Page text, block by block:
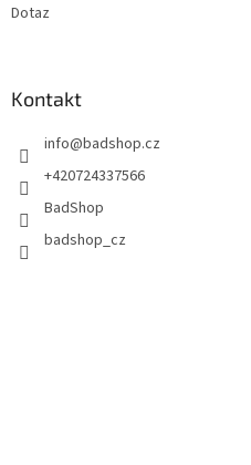
Dotaz
Kontakt
info@badshop.cz
+420724337566
BadShop
badshop_cz